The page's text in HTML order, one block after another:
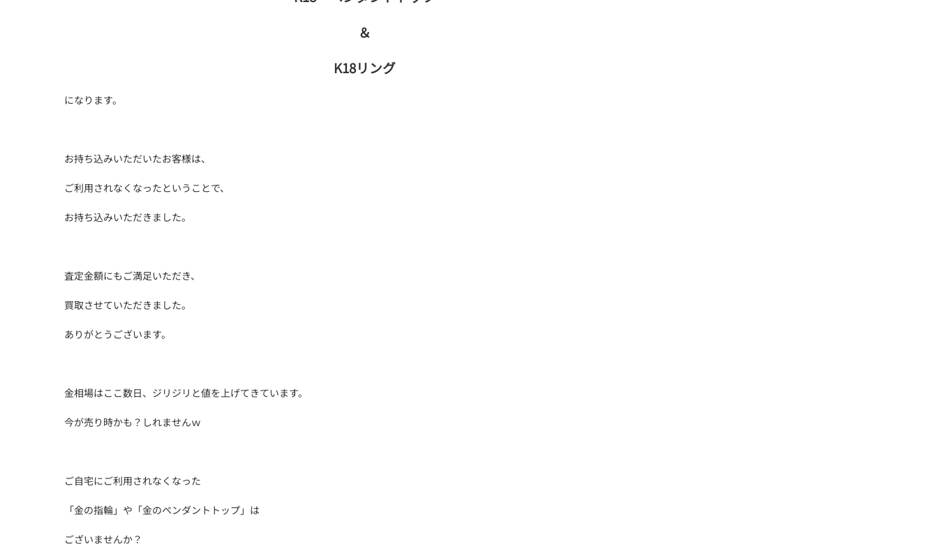
＆
K18リング
になります。
お持ち込みいただいたお客様は、
ご利用されなくなったということで、
お持ち込みいただきました。
査定金額にもご満足いただき、
買取させていただきました。
ありがとうございます。
金相場はここ数日、ジリジリと値を上げてきています。
今が売り時かも？しれませんｗ
ご自宅にご利用されなくなった
「金の指輪」や「金のペンダントトップ」は
ございませんか？